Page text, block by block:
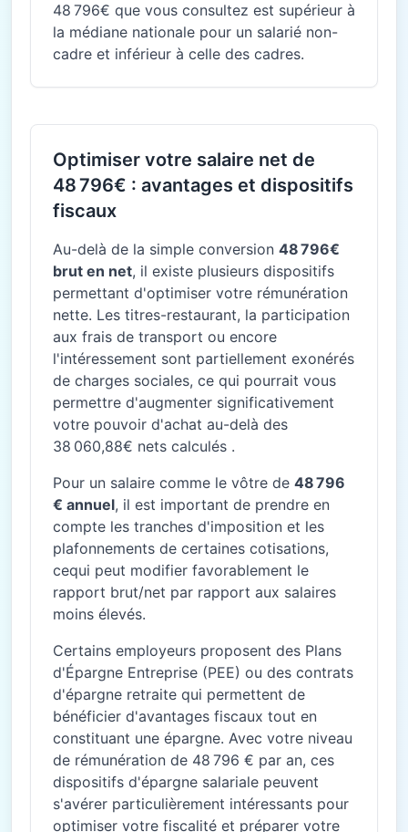
48 796€ que vous consultez est supérieur à
la médiane nationale pour un salarié non-
cadre et inférieur à celle des cadres.
Optimiser votre salaire net de
48 796€ : avantages et dispositifs
fiscaux
Au-delà de la simple conversion 48 796€
brut en net, il existe plusieurs dispositifs
permettant d'optimiser votre rémunération
nette. Les titres-restaurant, la participation
aux frais de transport ou encore
l'intéressement sont partiellement exonérés
de charges sociales, ce qui pourrait vous
permettre d'augmenter significativement
votre pouvoir d'achat au-delà des
38 060,88€ nets calculés .
Pour un salaire comme le vôtre de 48 796
€ annuel, il est important de prendre en
compte les tranches d'imposition et les
plafonnements de certaines cotisations,
cequi peut modifier favorablement le
rapport brut/net par rapport aux salaires
moins élevés.
Certains employeurs proposent des Plans
d'Épargne Entreprise (PEE) ou des contrats
d'épargne retraite qui permettent de
bénéficier d'avantages fiscaux tout en
constituant une épargne. Avec votre niveau
de rémunération de 48 796 € par an, ces
dispositifs d'épargne salariale peuvent
s'avérer particulièrement intéressants pour
optimiser votre fiscalité et préparer votre